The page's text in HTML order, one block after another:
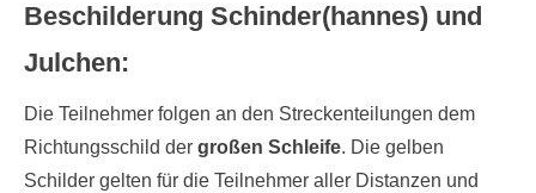
Beschilderung Schinder(hannes) und
Julchen:
Die Teilnehmer folgen an den Streckenteilungen dem
Richtungsschild der großen Schleife. Die gelben
Schilder gelten für die Teilnehmer aller Distanzen und